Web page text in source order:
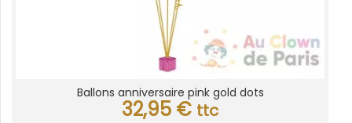
Ballons anniversaire pink gold dots
32,95 € ttc